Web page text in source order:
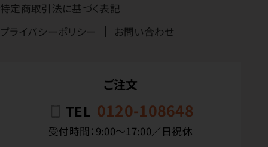
特定商取引法に基づく表記
プライバシーポリシー
お問い合わせ
ご注文
TEL 0120-108648
受付時間：9:00〜17:00／日祝休